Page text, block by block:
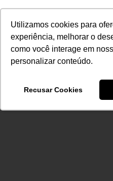
Utilizamos cookies para
experiência, melhorar o
como você interage em
personalizar conteúdo.
Recusar Cookies
conteúdo